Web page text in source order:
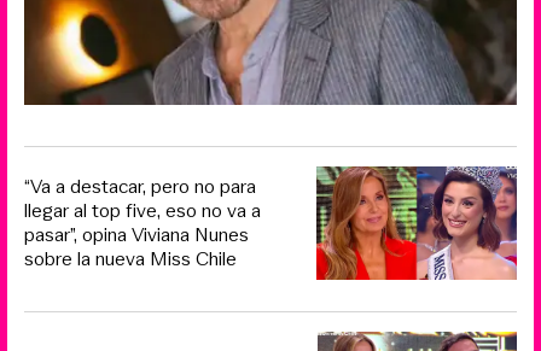
“Va a destacar, pero no para
llegar al top five, eso no va a
pasar”, opina Viviana Nunes
sobre la nueva Miss Chile